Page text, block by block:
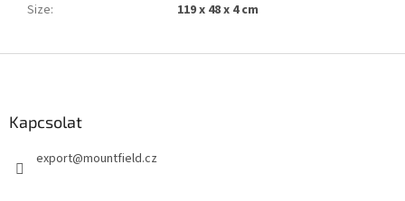
Size: 119 x 48 x 4 cm
Kapcsolat
export@mountfield.cz